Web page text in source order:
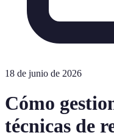
18 de junio de 2026
Cómo
técnicas de